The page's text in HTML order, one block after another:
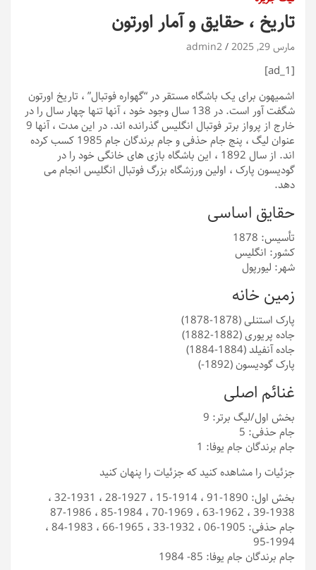
تاریخ ، حقایق و آمار اورتون
مارس 29, 2025 admin2
[ad_1]
اشمیهون برای یک باشگاه مستقر در “گهواره فوتبال” ، تاریخ اورتون
شگفت آور است. در 138 سال وجود خود ، آنها تنها چهار سال را در
خارج از پرواز برتر فوتبال انگلیس گذرانده اند. در این مدت ، آنها 9
عنوان لیگ ، پنج جام حذفی و جام برندگان جام 1985 کسب کرده
اند. از سال 1892 ، این باشگاه بازی های خانگی خود را در
گودیسون پارک ، اولین ورزشگاه بزرگ فوتبال انگلیس انجام می
دهد.
حقایق اساسی
تأسیس: 1878
کشور: انگلیس
شهر: لیورپول
زمین خانه
پارک استنلی (1878-1878)
جاده پریوری (1882-1882)
جاده آنفیلد (1884-1884)
پارک گودیسون (1892-)
غنائم اصلی
بخش اول/لیگ برتر: 9
جام حذفی: 5
جام برندگان جام یوفا: 1
جزئیات را مشاهده کنید که جزئیات را پنهان کنید
بخش اول: 1890-91 ، 1914-15 ، 1927-28 ، 1931-32 ،
1938-39 ، 1962-63 ، 1969-70 ، 1984-85 ، 1986-87
جام حذفی: 1905-06 ، 1932-33 ، 1965-66 ، 1983-84 ،
1994-95
جام برندگان جام یوفا: 85- 1984